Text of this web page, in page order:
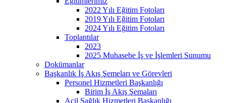
2022 Yılı Eğitim Fotoları
2019 Yılı Eğitim Fotoları
2024 Yılı Eğitim Fotoları
Toplantılar
2023
2025 Muhasebe İş ve İşlemleri Sunumu
Dokümanlar
Başkanlık İş Akış Şemeları ve Görevleri
Personel Hizmetleri Başkanlığı
Birim İş Akış Şemaları
Acil Sağlık Hizmetleri Başkanlığı